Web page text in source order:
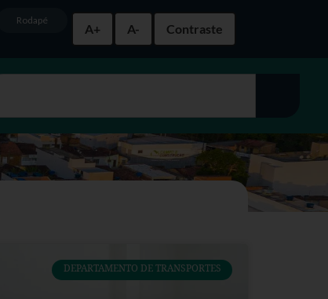
A+
A- Contraste
Rodapé
DEPARTAMENTO DE TRANSPORTES